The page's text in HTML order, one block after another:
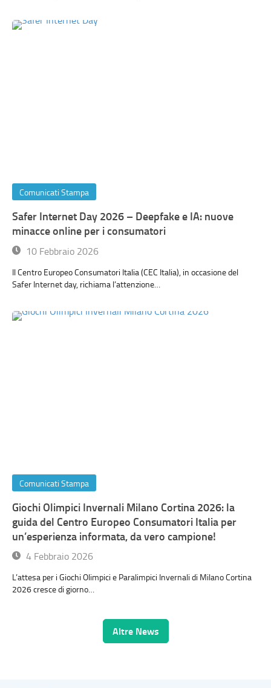
Comunicati Stampa
Safer Internet Day 2026 – Deepfake e IA: nuove
minacce online per i consumatori
10 Febbraio 2026
Il Centro Europeo Consumatori Italia (CEC Italia), in occasione del
Safer Internet day, richiama l’attenzione…
Comunicati Stampa
Giochi Olimpici Invernali Milano Cortina 2026: la
guida del Centro Europeo Consumatori Italia per
un’esperienza informata, da vero campione!
4 Febbraio 2026
L’attesa per i Giochi Olimpici e Paralimpici Invernali di Milano Cortina
2026 cresce di giorno…
Altre News